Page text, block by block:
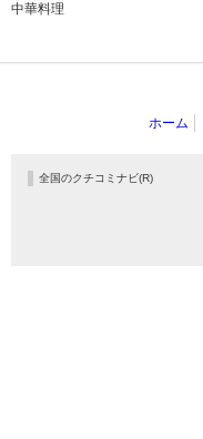
中華料理
ホーム
全国のクチコミナビ(R)